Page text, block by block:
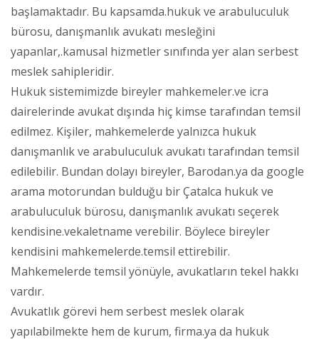
başlamaktadır. Bu kapsamda.hukuk ve arabuluculuk
bürosu, danışmanlık avukatı mesleğini
yapanlar,.kamusal hizmetler sınıfında yer alan serbest
meslek sahipleridir.
Hukuk sistemimizde bireyler mahkemeler.ve icra
dairelerinde avukat dışında hiç kimse tarafından temsil
edilmez. Kişiler, mahkemelerde yalnızca hukuk
danışmanlık ve arabuluculuk avukatı tarafından temsil
edilebilir. Bundan dolayı bireyler, Barodan.ya da google
arama motorundan bulduğu bir Çatalca hukuk ve
arabuluculuk bürosu, danışmanlık avukatı seçerek
kendisine.vekaletname verebilir. Böylece bireyler
kendisini mahkemelerde.temsil ettirebilir.
Mahkemelerde temsil yönüyle, avukatların tekel hakkı
vardır.
Avukatlık görevi hem serbest meslek olarak
yapılabilmekte hem de kurum, firma.ya da hukuk